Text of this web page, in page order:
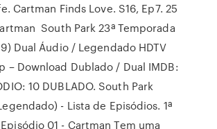
Cartman Finds Love. S16, Ep7. 25
South Park 23ª Temporada
Dual Áudio / Legendado HDTV
– Download Dublado / Dual IMDB:
10 DUBLADO. South Park
- Lista de Episódios. 1ª
01 - Cartman Tem uma